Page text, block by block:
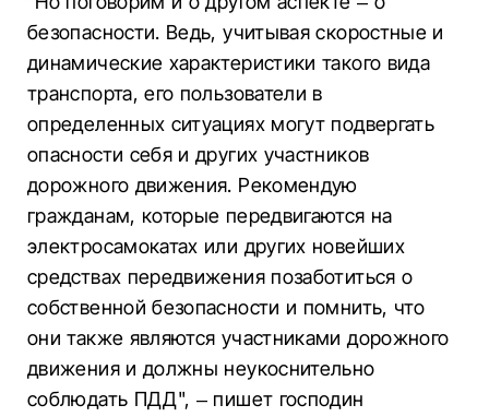
безопасности. Ведь, учитывая скоростные и
динамические характеристики такого вида
транспорта, его пользователи в
определенных ситуациях могут подвергать
опасности себя и других участников
дорожного движения. Рекомендую
гражданам, которые передвигаются на
электросамокатах или других новейших
средствах передвижения позаботиться о
собственной безопасности и помнить, что
они также являются участниками дорожного
движения и должны неукоснительно
соблюдать ПДД", – пишет господин